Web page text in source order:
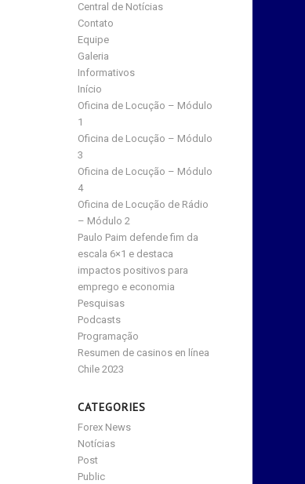
Central de Notícias
Contato
Equipe
Galeria
Informativos
Início
Oficina de Locução – Módulo
1
Oficina de Locução – Módulo
3
Oficina de Locução – Módulo
4
Oficina de Locução de Rádio
– Módulo 2
Paulo Paim defende fim da
escala 6×1 e destaca
impactos positivos para
emprego e economia
Pesquisas
Podcasts
Programação
Resumen de casinos en línea
Chile 2023
CATEGORIES
Forex News
Notícias
Post
Public